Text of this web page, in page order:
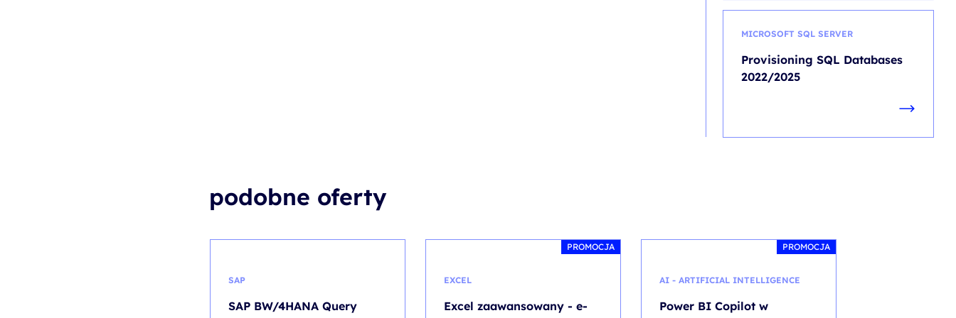
MICROSOFT SQL SERVER
Provisioning SQL Databases
2022/2025
podobne oferty
SAP
SAP BW/4HANA Query
PROMOCJA
EXCEL
Excel zaawansowany - e-
PROMOCJA
AI - ARTIFICIAL INTELLIGENCE
Power BI Copilot w